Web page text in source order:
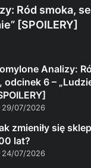
Ród smoka,
[SPOILERY]
Analizy:
odcinek 6 –
29/07/2026
zmieniły się
lat?
24/07/2026